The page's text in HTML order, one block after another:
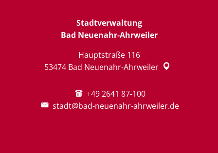
Stadtverwaltung
Bad Neuenahr-Ahrweiler
Hauptstraße 116
53474 Bad Neuenahr-Ahrweiler
+49 2641 87-100
stadt@bad-neuenahr-ahrweiler.de